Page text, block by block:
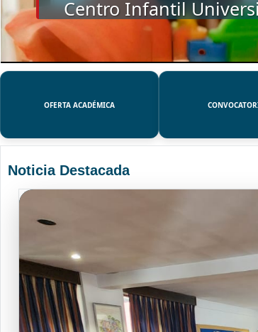
SSUE
OFERTA ACADÉMICA
Noticia Destacada